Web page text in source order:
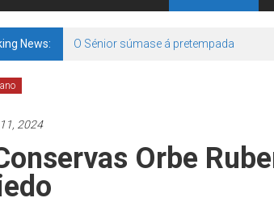
News: O Sénior súmase á pretempada
2024
Orbe